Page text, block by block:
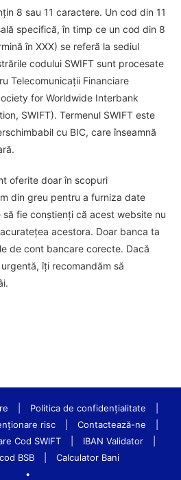
8 sau 11 caractere. Un cod din 11
specifică, în timp ce un cod din 8
în XXX) se referă la sediul
codului SWIFT sunt procesate
Telecomunicații Financiare
for Worldwide Interbank
SWIFT). Termenul SWIFT este
cu BIC, care înseamnă
oferite doar în scopuri
din greu pentru a furniza date
fie conștienți că acest website nu
acestora. Doar banca ta
de cont bancare corecte. Dacă
îți recomandăm să
Politica de confidenţialitate
risc Contactează-ne
Cod SWIFT IBAN Validator
BSB
Calculator Bani
•